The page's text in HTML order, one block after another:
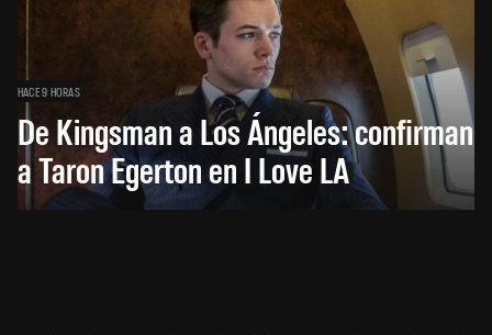
HACE 9 HORAS
De Kingsman a Los Ángeles: confirman
a Taron Egerton en I Love LA